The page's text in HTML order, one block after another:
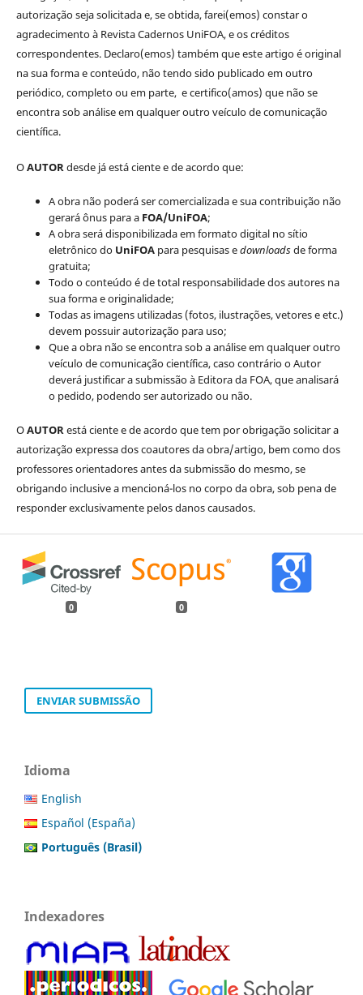
autorização seja solicitada e, se obtida, farei(emos) constar o
agradecimento à Revista Cadernos UniFOA, e os créditos
correspondentes. Declaro(emos) também que este artigo é original
na sua forma e conteúdo, não tendo sido publicado em outro
periódico, completo ou em parte, e certifico(amos) que não se
encontra sob análise em qualquer outro veículo de comunicação
científica.
OAUTORdesde já está ciente e de acordo que:
A obra não poderá ser comercializada e sua contribuição não
gerará ônus para a FOA/UniFOA;
A obra será disponibilizada em formato digital no sítio
eletrônico do UniFOApara pesquisas edownloadsde forma
gratuita;
Todo o conteúdo é de total responsabilidade dos autores na
sua forma e originalidade;
Todas as imagens utilizadas (fotos, ilustrações, vetores e etc.)
devem possuir autorização para uso;
Que a obra não se encontra sob a análise em qualquer outro
veículo de comunicação científica, caso contrário o Autor
deverá justificar a submissão à Editora da FOA, que analisará
o pedido, podendo ser autorizado ou não.
OAUTORestá ciente e de acordo que tem por obrigação solicitar a
autorização expressa dos coautores da obra/artigo, bem como dos
professores orientadores antes da submissão do mesmo, se
obrigando inclusive a mencioná-los no corpo da obra, sob pena de
responder exclusivamente pelos danos causados.
0 0
ENVIAR SUBMISSÃO
Idioma
English
Español (España)
Português (Brasil)
Indexadores